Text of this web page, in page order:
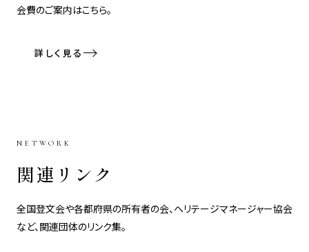
会費のご案内はこちら。
詳しく見る
NETWORK
関連リンク
全国登文会や各都府県の所有者の会、ヘリテージマネージャー協会
など、関連団体のリンク集。